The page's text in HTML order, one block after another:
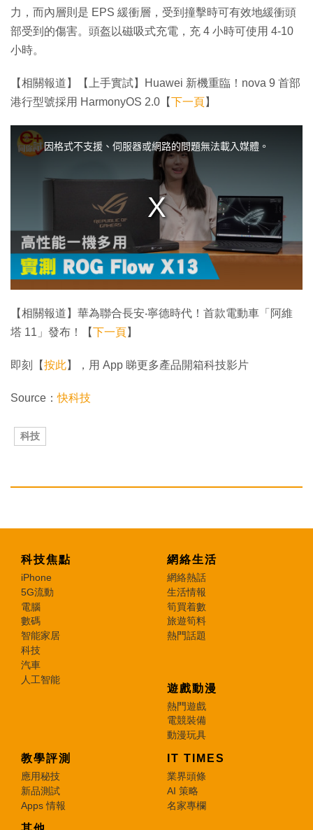
力，而內層則是 EPS 緩衝層，受到撞擊時可有效地緩衝頭
部受到的傷害。頭盔以磁吸式充電，充 4 小時可使用 4-10
小時。
【相關報道】【上手實試】Huawei 新機重臨！nova 9 首部
港行型號採用 HarmonyOS 2.0【下一頁】
d
.
因格式不支援、伺服器或網路的問題無法載入媒體。
【相關報道】華為聯合長安‧寧德時代！首款電動車「阿維
塔 11」發布！【下一頁】
即刻【按此】，用 App 睇更多產品開箱科技影片
Source：快科技
科技
科技焦點
iPhone
5G流動
電腦
數碼
智能家居
科技
汽車
人工智能
網絡生活
網絡熱話
生活情報
筍買着數
旅遊筍料
熱門話題
遊戲動漫
熱門遊戲
電競裝備
動漫玩具
教學評測
應用秘技
新品測試
Apps 情報
IT TIMES
業界頭條
AI 策略
名家專欄